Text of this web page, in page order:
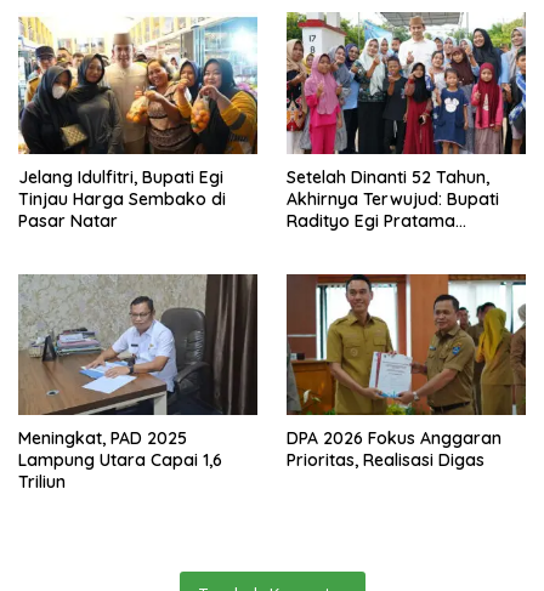
Jelang Idulfitri, Bupati Egi
Tinjau Harga Sembako di
Pasar Natar
Setelah Dinanti 52 Tahun,
Akhirnya Terwujud: Bupati
Radityo Egi Pratama
Meningkat, PAD 2025
Lampung Utara Capai 1,6
Triliun
DPA 2026 Fokus Anggaran
Prioritas, Realisasi Digas